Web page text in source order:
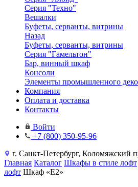
Серия "Техно"
Вешалки
Буфеты, серванты, витрины
Назад
Буфеты, серванты, витрины
Серия "Гамельтон"
Бар, винный шкаф
Консоли
Элементы промышленного
Компания
Оплата и доставка
Контакты
Войти
+7 (800) 350-95-96
г. Санкт-Петербург, Коломяжский
Главная Каталог Шкафы в стиле лофт
лофт Шкаф «Е2»